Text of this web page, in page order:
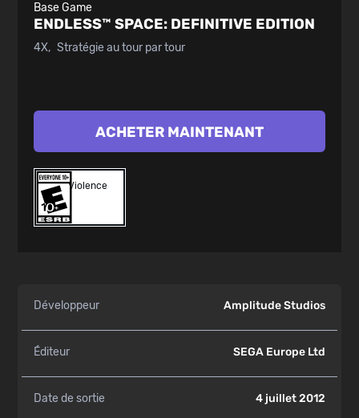
Base Game
ENDLESS™ SPACE: DEFINITIVE EDITION
4X Stratégie au tour par tour
ACHETER MAINTENANT
Violence
Développeur Amplitude Studios
Éditeur SEGA Europe Ltd
Date de sortie 4 juillet 2012